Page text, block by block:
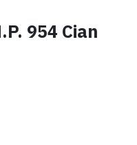
954 Cian